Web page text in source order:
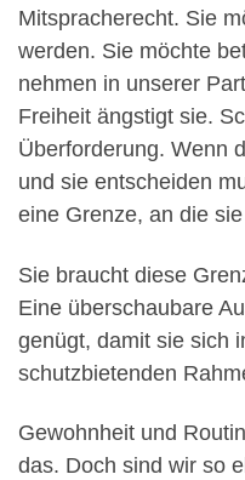
Mitspracherecht. Sie
werden. Sie möchte
nehmen in unserer
Freiheit ängstigt sie.
Überforderung. Wenn
und sie entscheiden
eine Grenze, an die
Sie braucht diese
Eine überschaubare
genügt, damit sie sich
schutzbietenden
Gewohnheit und
das. Doch sind wir so